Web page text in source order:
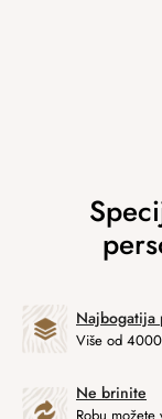
Najbogatija
Više od
Ne brinite
Robu možete